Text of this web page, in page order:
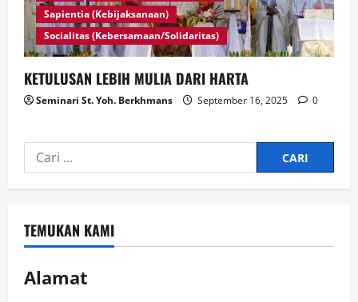
Sapientia (Kebijaksanaan)
Socialitas (Kebersamaan/Solidaritas)
KETULUSAN LEBIH MULIA DARI HARTA
Seminari St. Yoh. Berkhmans September 16, 2025 0
TEMUKAN KAMI
Alamat